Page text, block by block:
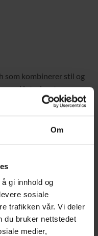
Om
gi innhold og
sosiale
trafikken vår. Vi deler
du bruker nettstedet
medier,
som kombinerer stil og
med interiøret
bakplateklips
kanter og
for et mer sofistikert